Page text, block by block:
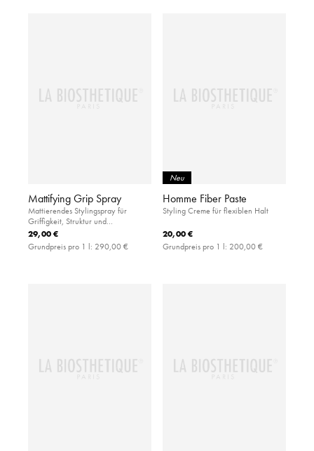
Mattifying Grip Spray
Mattierendes Stylingspray für
Griffigkeit, Struktur und
Ansatzvolumen
29,00 €
Grundpreis pro 1 l: 290,00 €
Neu
Homme Fiber Paste
Styling Creme für flexiblen Halt
20,00 €
Grundpreis pro 1 l: 200,00 €